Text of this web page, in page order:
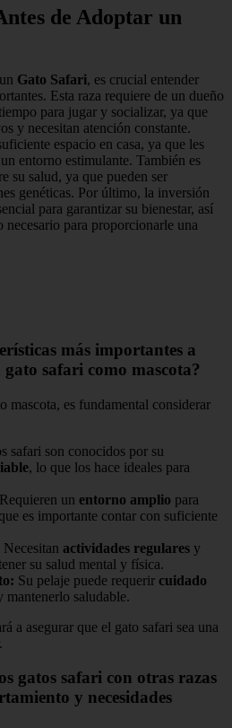
de Adoptar un
Gato Safari, es crucial entender
Esta raza requiere de un dueño
para jugar y socializar, ya que
y necesitan atención constante.
espacio en casa, ya que les
entorno estimulante. También es
su salud, ya que pueden ser
genéticas. Por último, la inversión
para garantizar su bienestar, así
necesario para proporcionarle una
más importantes a
safari como mascota?
mascota, es fundamental considerar
safari son conocidos por su
, lo que los hace ideales para
Requieren un entorno amplio para
es importante contar con suficiente
Necesitan actividades regulares y
su salud mental y física.
: Su pelaje puede requerir cuidado
mantenerlo saludable.
a asegurar que el gato safari sea una
gatos safari con otras razas
y necesidades